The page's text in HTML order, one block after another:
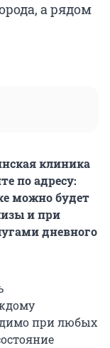
а рядом
клиника
по адресу:
можно будет
и при
дневного
при любых